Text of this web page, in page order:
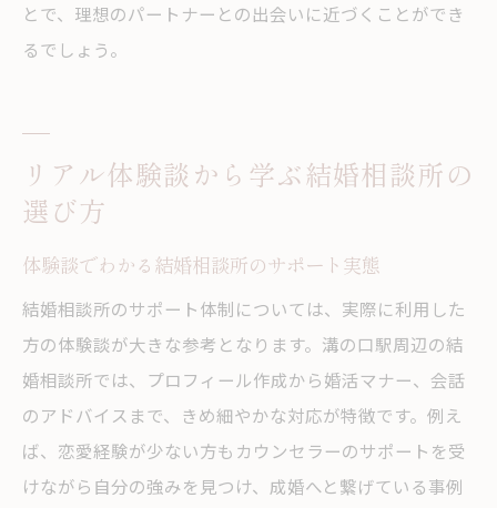
とで、理想のパートナーとの出会いに近づくことができ
るでしょう。
リアル体験談から学ぶ結婚相談所の
選び方
体験談でわかる結婚相談所のサポート実態
結婚相談所のサポート体制については、実際に利用した
方の体験談が大きな参考となります。溝の口駅周辺の結
婚相談所では、プロフィール作成から婚活マナー、会話
のアドバイスまで、きめ細やかな対応が特徴です。例え
ば、恋愛経験が少ない方もカウンセラーのサポートを受
けながら自分の強みを見つけ、成婚へと繋げている事例